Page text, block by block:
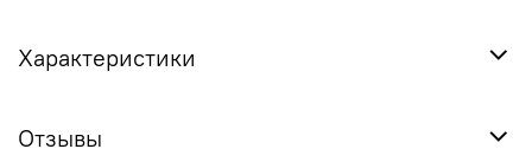
Характеристики
Отзывы